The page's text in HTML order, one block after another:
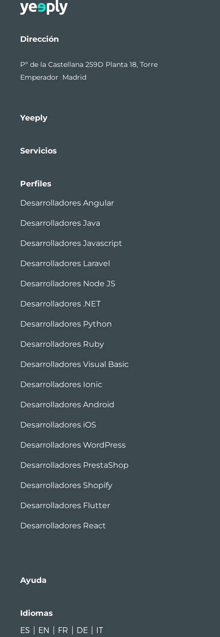
Dirección
Pº de la Castellana 259D Planta 18, Torre
Emperador Madrid
Yeeply
Servicios
Perfiles
Desarrolladores Angular
Desarrolladores Java
Desarrolladores Javascript
Desarrolladores Laravel
Desarrolladores Node JS
Desarrolladores .NET
Desarrolladores Python
Desarrolladores Ruby
Desarrolladores Visual Basic
Desarrolladores Ionic
Desarrolladores Android
Desarrolladores iOS
Desarrolladores WordPress
Desarrolladores PrestaShop
Desarrolladores Shopify
Desarrolladores Flutter
Desarrolladores React
Ayuda
Idiomas
ES
EN FR DE IT